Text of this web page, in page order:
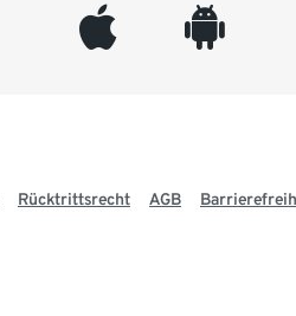
appleinc android
Rücktrittsrecht AGB